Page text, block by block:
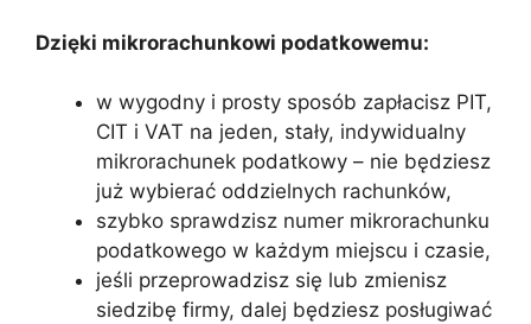
Dzięki mikrorachunkowi podatkowemu:
w wygodny i prosty sposób zapłacisz PIT,
CIT i VAT na jeden, stały, indywidualny
mikrorachunek podatkowy – nie będziesz
już wybierać oddzielnych rachunków,
szybko sprawdzisz numer mikrorachunku
podatkowego w każdym miejscu i czasie,
jeśli przeprowadzisz się lub zmienisz
siedzibę firmy, dalej będziesz posługiwać